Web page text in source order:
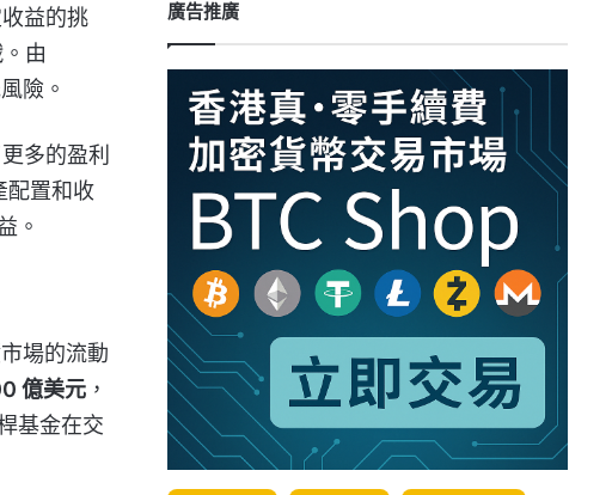
益的挑
由
險。
多的盈利
配置和收
。
場的流動
億美元 ，
基金在交
廣告推廣